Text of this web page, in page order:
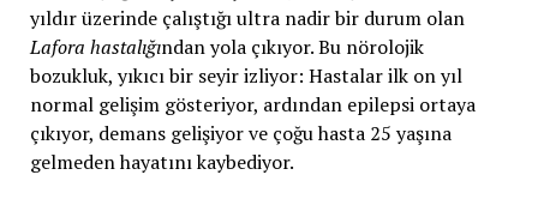
yıldır üzerinde çalıştığı ultra nadir bir durum olan
Lafora hastalığından yola çıkıyor. Bu nörolojik
bozukluk, yıkıcı bir seyir izliyor: Hastalar ilk on yıl
normal gelişim gösteriyor, ardından epilepsi ortaya
çıkıyor, demans gelişiyor ve çoğu hasta 25 yaşına
gelmeden hayatını kaybediyor.